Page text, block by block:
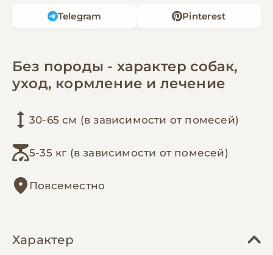
Telegram Pinterest
Без породы - характер собак,
уход, кормление и лечение
30-65 см (в зависимости от помесей)
5-35 кг (в зависимости от помесей)
Повсеместно
Характер